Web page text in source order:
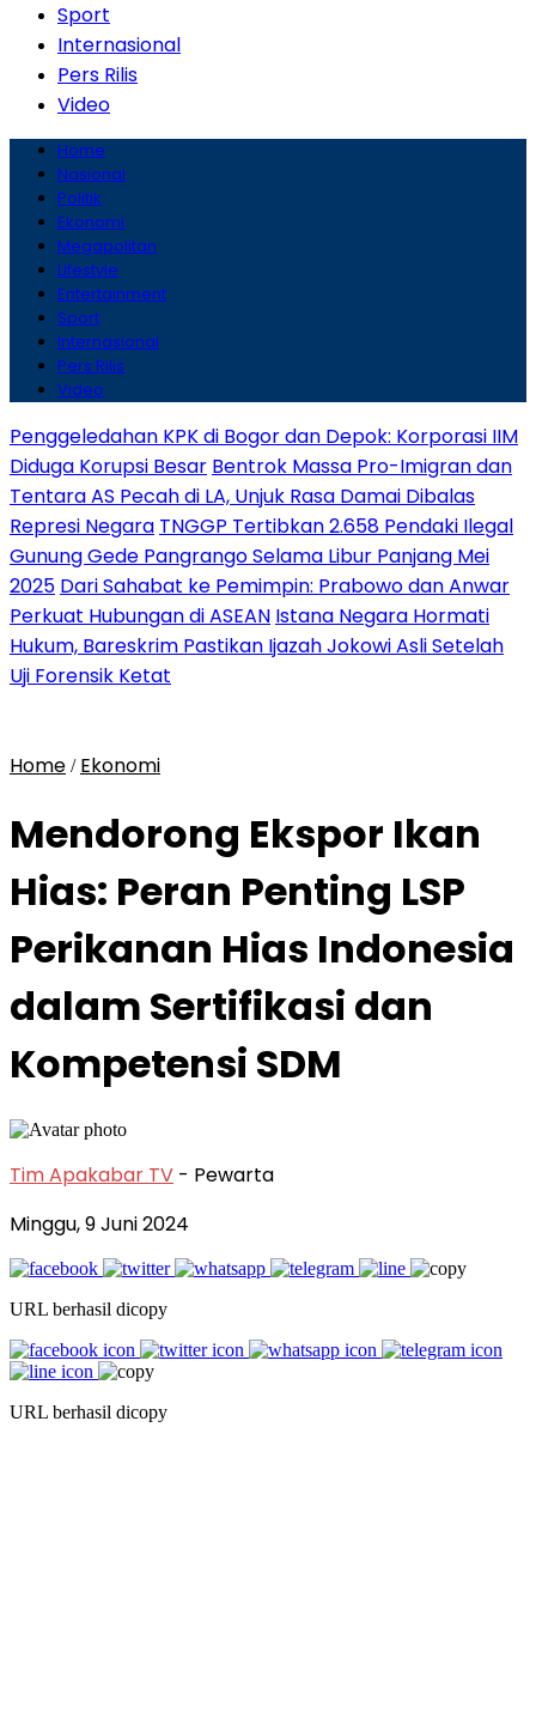
Sport
Internasional
Pers Rilis
Video
Home
Nasional
Politik
Ekonomi
Megapolitan
Lifestyle
Entertainment
Sport
Internasional
Pers Rilis
Video
Penggeledahan KPK di Bogor dan Depok: Korporasi IIM
Diduga Korupsi Besar Bentrok Massa Pro-Imigran dan
Tentara AS Pecah di LA, Unjuk Rasa Damai Dibalas
Represi Negara TNGGP Tertibkan 2.658 Pendaki Ilegal
Gunung Gede Pangrango Selama Libur Panjang Mei
2025 Dari Sahabat ke Pemimpin: Prabowo dan Anwar
Perkuat Hubungan di ASEAN Istana Negara Hormati
Hukum, Bareskrim Pastikan Ijazah Jokowi Asli Setelah
Uji Forensik Ketat
Home / Ekonomi
Mendorong Ekspor Ikan
Hias: Peran Penting LSP
Perikanan Hias Indonesia
dalam Sertifikasi dan
Kompetensi SDM
Tim Apakabar TV - Pewarta
Minggu, 9 Juni 2024
URL berhasil dicopy
URL berhasil dicopy